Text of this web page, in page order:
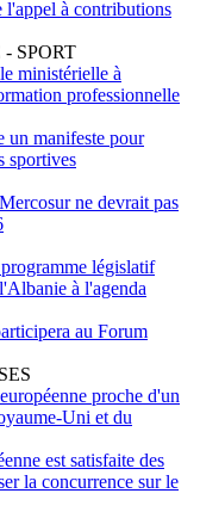
l'appel à contributions
SPORT
ministérielle à
professionnelle
un manifeste pour
sportives
ne devrait pas
législatif
à l'agenda
au Forum
proche d'un
Uni et du
est satisfaite des
la concurrence sur le